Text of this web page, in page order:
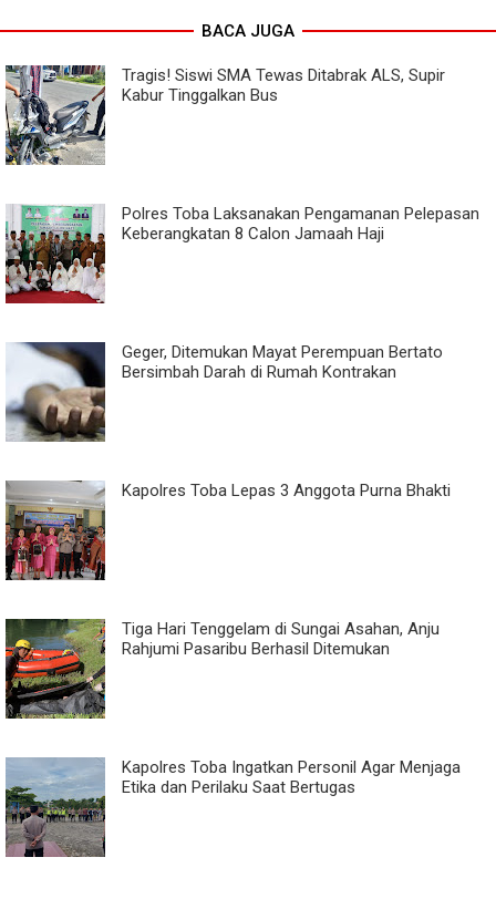
BACA JUGA
Tragis! Siswi SMA Tewas Ditabrak ALS, Supir
Kabur Tinggalkan Bus
Polres Toba Laksanakan Pengamanan Pelepasan
Keberangkatan 8 Calon Jamaah Haji
Geger, Ditemukan Mayat Perempuan Bertato
Bersimbah Darah di Rumah Kontrakan
Kapolres Toba Lepas 3 Anggota Purna Bhakti
Tiga Hari Tenggelam di Sungai Asahan, Anju
Rahjumi Pasaribu Berhasil Ditemukan
Kapolres Toba Ingatkan Personil Agar Menjaga
Etika dan Perilaku Saat Bertugas